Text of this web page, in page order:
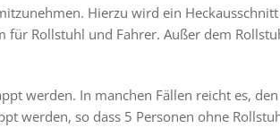
Hierzu wird ein
Rollstuhl und Fahrer. Außer dem
werden. In manchen Fällen reicht es,
werden, so dass 5 Personen ohne